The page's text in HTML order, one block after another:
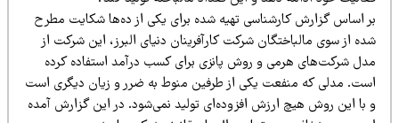
اساس گزارش کارشناسی تهیه شده برای یکی از ده‌ها شکایت‌ مطرح
از سوی مالباختگان شرکت کارآفرینان دنیای البرز، این شرکت از
شرکت‌های هرمی و روش پانزی برای کسب درآمد استفاده کرده
مدلی که منفعت یکی از طرفین منوط به ضرر و زیان دیگری است
با این روش هیچ ارزش افزوده‌ای تولید نمی‌شود. در این گزارش آمده